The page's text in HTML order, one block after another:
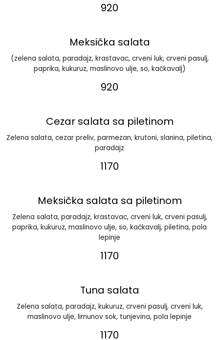
920
Meksička salata
(zelena salata, paradajz, krastavac, crveni luk, crveni pasulj,
paprika, kukuruz, maslinovo ulje, so, kačkavalj)
920
Cezar salata sa piletinom
Zelena salata, cezar preliv, parmezan, krutoni, slanina, piletina,
paradajz
1170
Meksička salata sa piletinom
Zelena salata, paradajz, krastavac, crveni luk, crveni pasulj,
paprika, kukuruz, maslinovo ulje, so, kačkavalj, piletina, pola
lepinje
1170
Tuna salata
Zelena salata, paradajz, kukuruz, crveni pasulj, crveni luk,
maslinovo ulje, limunov sok, tunjevina, pola lepinje
1170